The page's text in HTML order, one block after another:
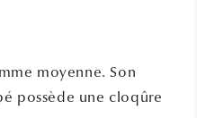
moyenne. Son
possède une cloqûre